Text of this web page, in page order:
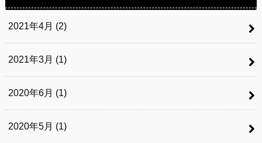
2021年4月 (2)
2021年3月 (1)
2020年6月 (1)
2020年5月 (1)